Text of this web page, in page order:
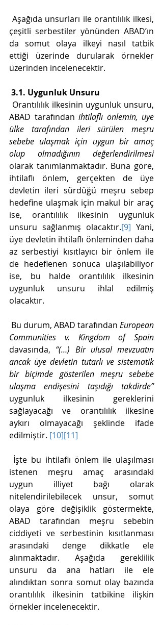
çeşitli serbestiler yönünden ABAD’ın
da somut olaya ilkeyi nasıl tatbik
ettiği üzerinde durularak örnekler
üzerinden incelenecektir.
3.1. Uygunluk Unsuru
ABAD tarafından ihtilaflı önlemin, üye
ülke tarafından ileri sürülen meşru
sebebe ulaşmak için uygun bir amaç
olup olmadığının değerlendirilmesi
olarak tanımlanmaktadır. Buna göre,
ihtilaflı önlem, gerçekten de üye
devletin ileri sürdüğü meşru sebep
hedefine ulaşmak için makul bir araç
ise, orantılılık ilkesinin uygunluk
unsuru sağlanmış olacaktır.[9] Yani,
üye devletin ihtilaflı önleminden daha
az serbestiyi kısıtlayıcı bir önlem ile
de hedeflenen sonuca ulaşılabiliyor
ise, bu halde orantılılık ilkesinin
uygunluk unsuru ihlal edilmiş
olacaktır.
Bu durum, ABAD tarafından European
davasında, “(…) Bir ulusal mevzuatın
ancak üye devletin tutarlı ve sistematik
bir biçimde gösterilen meşru sebebe
ulaşma endişesini taşıdığı takdirde”
uygunluk ilkesinin gereklerini
sağlayacağı ve orantılılık ilkesine
aykırı olmayacağı şeklinde ifade
edilmiştir. [10][11]
istenen meşru amaç arasındaki
uygun illiyet bağı olarak
nitelendirilebilecek unsur, somut
olaya göre değişiklik göstermekte,
ABAD tarafından meşru sebebin
ciddiyeti ve serbestinin kısıtlanması
arasındaki denge dikkatle ele
alınmaktadır. Aşağıda gereklilik
unsuru da ana hatları ile ele
alındıktan sonra somut olay bazında
orantılılık ilkesinin tatbikine ilişkin
örnekler incelenecektir.